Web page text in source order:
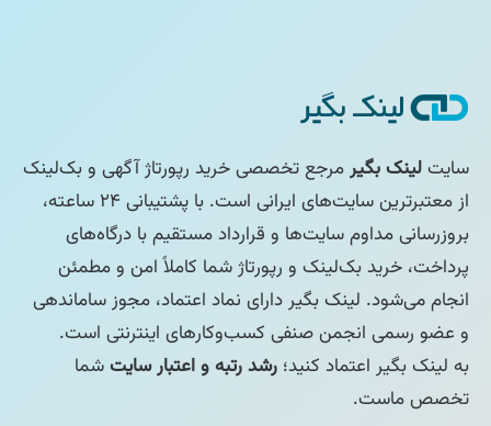
سایتلینک بگیرمرجع تخصصی خرید رپورتاژ آگهی و بک‌لینک
از معتبرترین سایت‌های ایرانی است. با پشتیبانی ۲۴ ساعته،
بروزرسانی مداوم سایت‌ها و قرارداد مستقیم با درگاه‌های
پرداخت، خرید بک‌لینک و رپورتاژ شما کاملاً امن و مطمئن
انجام می‌شود. لینک بگیر دارای نماد اعتماد، مجوز ساماندهی
و عضو رسمی انجمن صنفی کسب‌وکارهای اینترنتی است.
به لینک بگیر اعتماد کنید؛ رشد رتبه و اعتبار سایتشما
تخصص ماست.